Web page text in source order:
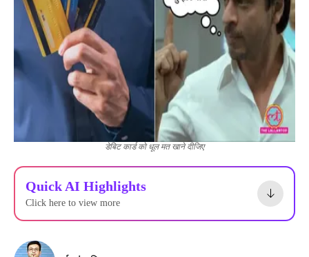
डेबिट कार्ड को धूल मत खाने दीजिए
Quick AI Highlights
Click here to view more